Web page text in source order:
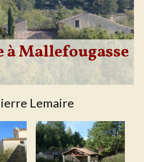
à Mallefougasse
Lemaire